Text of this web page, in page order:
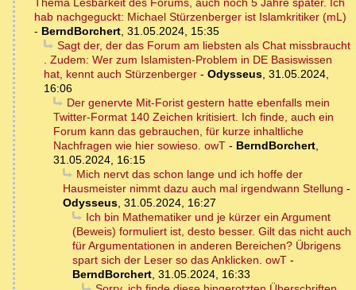
Thema Lesbarkeit des Forums, auch noch 5 Jahre später. Ich
hab nachgeguckt: Michael Stürzenberger ist Islamkritiker (mL)
- BerndBorchert, 31.05.2024, 15:35
Sagt der, der das Forum am liebsten als Chat missbraucht
. Zudem: Wer zum Islamisten-Problem in DE Basiswissen
hat, kennt auch Stürzenberger - Odysseus, 31.05.2024,
16:06
Der genervte Mit-Forist gestern hatte ebenfalls mein
Twitter-Format 140 Zeichen kritisiert. Ich finde, auch ein
Forum kann das gebrauchen, für kurze inhaltliche
Nachfragen wie hier sowieso. owT - BerndBorchert,
31.05.2024, 16:15
Mich nervt das schon lange und ich hoffe der
Hausmeister nimmt dazu auch mal irgendwann Stellung -
Odysseus, 31.05.2024, 16:27
Ich bin Mathematiker und je kürzer ein Argument
(Beweis) formuliert ist, desto besser. Gilt das nicht auch
für Argumentationen in anderen Bereichen? Übrigens
spart sich der Leser so das Anklicken. owT -
BerndBorchert, 31.05.2024, 16:33